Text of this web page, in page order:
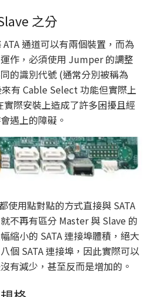
之分
通道可以有兩個裝置，而為
作，必須使用 Jumper 的調整
的識別代號 (通常分別被稱為
有 Cable Select 功能但實際上
際安裝上造成了許多困擾且經
遇上的障礙。
使用點對點的方式直接與 SATA
不再有區分 Master 與 Slave 的
縮小的 SATA 連接埠體積，絕大
個 SATA 連接埠，因此實際可以
有減少，甚至反而是增加的。